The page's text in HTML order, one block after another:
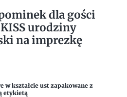
dla gości
urodziny
na imprezkę
w kształcie ust zapakowane z
etykietą